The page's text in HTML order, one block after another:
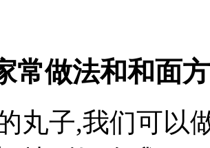
常做法和和面
丸子,我们可以